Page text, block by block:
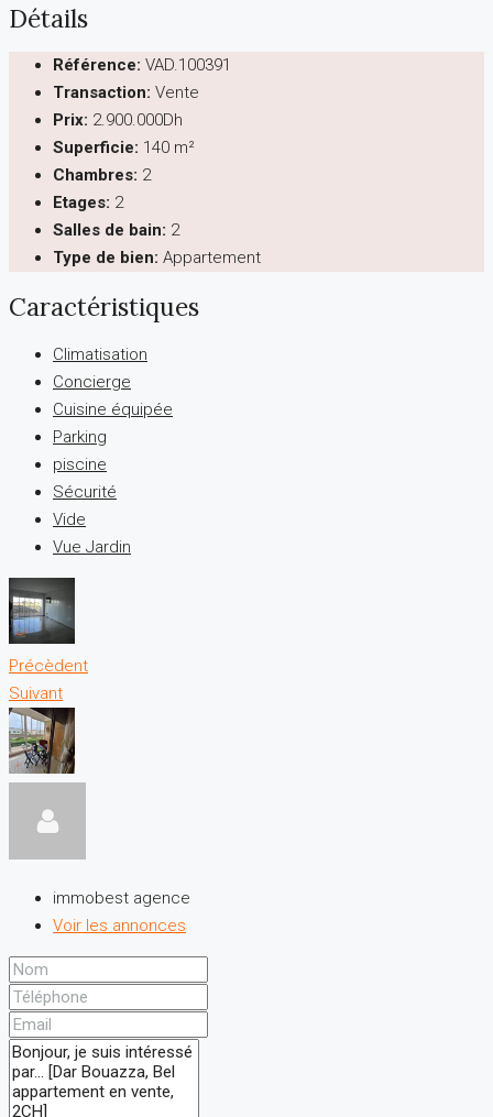
Détails
Référence: VAD.100391
Transaction: Vente
Prix: 2.900.000Dh
Superficie: 140 m²
Chambres: 2
Etages: 2
Salles de bain: 2
Type de bien: Appartement
Caractéristiques
Climatisation
Concierge
Cuisine équipée
Parking
piscine
Sécurité
Vide
Vue Jardin
Précèdent
Suivant
immobest agence
Voir les annonces